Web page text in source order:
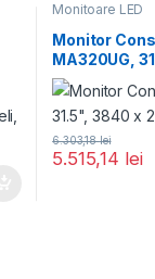
Monitoare LED
Monitor
MA320UG,
pixeli, White,
5.515,14 lei
6.303,18lei